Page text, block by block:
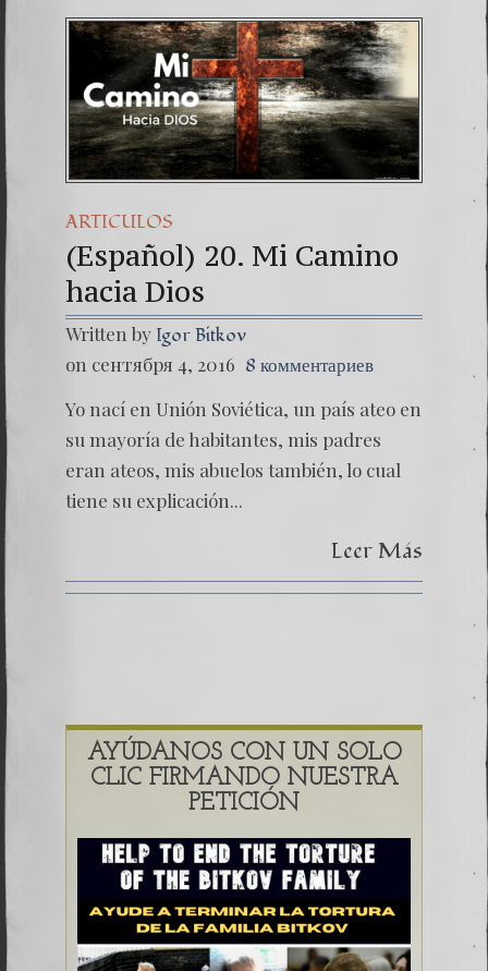
ARTICULOS
(Español) 20. Mi Camino
hacia Dios
Written by Igor Bitkov
on сентября 4, 2016 8 комментариев
Yo nací en Unión Soviética, un país ateo en
su mayoría de habitantes, mis padres
eran ateos, mis abuelos también, lo cual
tiene su explicación...
Leer Más
AYÚDANOS CON UN SOLO
CLIC FIRMANDO NUESTRA
PETICIÓN